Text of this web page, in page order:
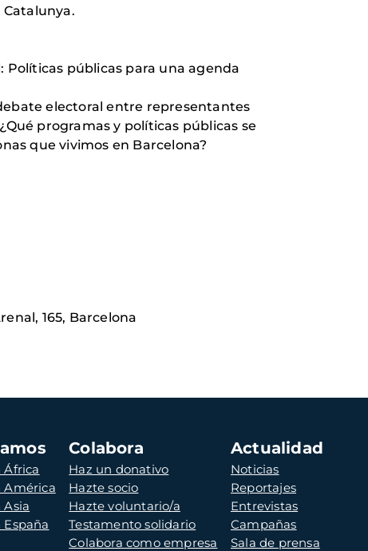
Catalunya.
Políticas públicas para una agenda
electoral entre representantes
programas y políticas públicas se
que vivimos en Barcelona?
165, Barcelona
África
América
Colabora
Haz un donativo
Hazte socio
Hazte voluntario/a
Testamento solidario
Colabora como empresa
Actualidad
Noticias
Reportajes
Entrevistas
Campañas
Sala de prensa